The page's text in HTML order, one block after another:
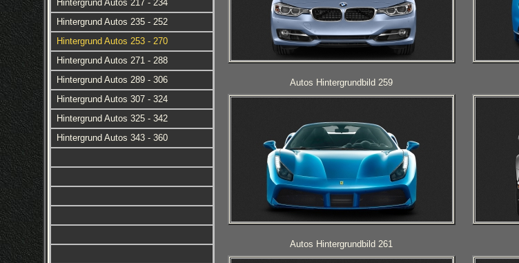
Hintergrund Autos 217 - 234
Hintergrund Autos 235 - 252
Hintergrund Autos 253 - 270
Hintergrund Autos 271 - 288
Hintergrund Autos 289 - 306
Hintergrund Autos 307 - 324
Hintergrund Autos 325 - 342
Hintergrund Autos 343 - 360
Autos Hintergrundbild 259
Autos Hintergrundbild 261